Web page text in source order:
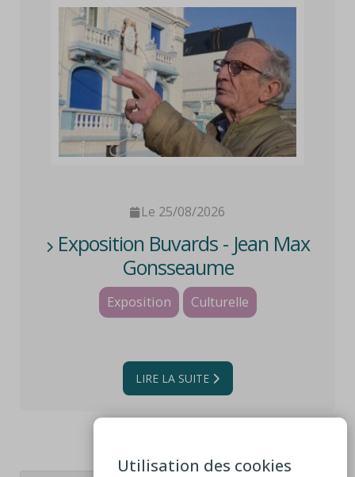
Le 25/08/2026
Exposition Buvards - Jean Max
Gonsseaume
Exposition Culturelle
LIRE LA SUITE
Utilisation des cookies